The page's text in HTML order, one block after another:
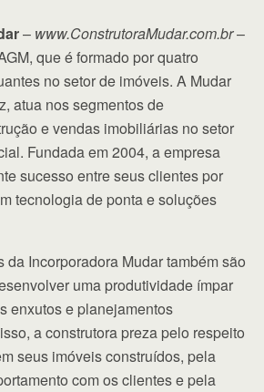
– www.ConstrutoraMudar.com.br–
que é formado por quatro
no setor de imóveis. A Mudar
atua nos segmentos de
e vendas imobiliárias no setor
Fundada em 2004, a empresa
sucesso entre seus clientes por
tecnologia de ponta e soluções
da Incorporadora Mudar também são
uma produtividade ímpar
enxutos e planejamentos
a construtora preza pelo respeito
seus imóveis construídos, pela
com os clientes e pela